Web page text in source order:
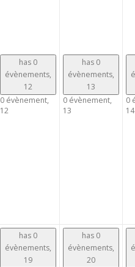
has 0
évènements,
12
0 évènement,
12
has 0
évènements,
13
0 évènement,
13
0
14
has 0
évènements,
19
has 0
évènements,
20